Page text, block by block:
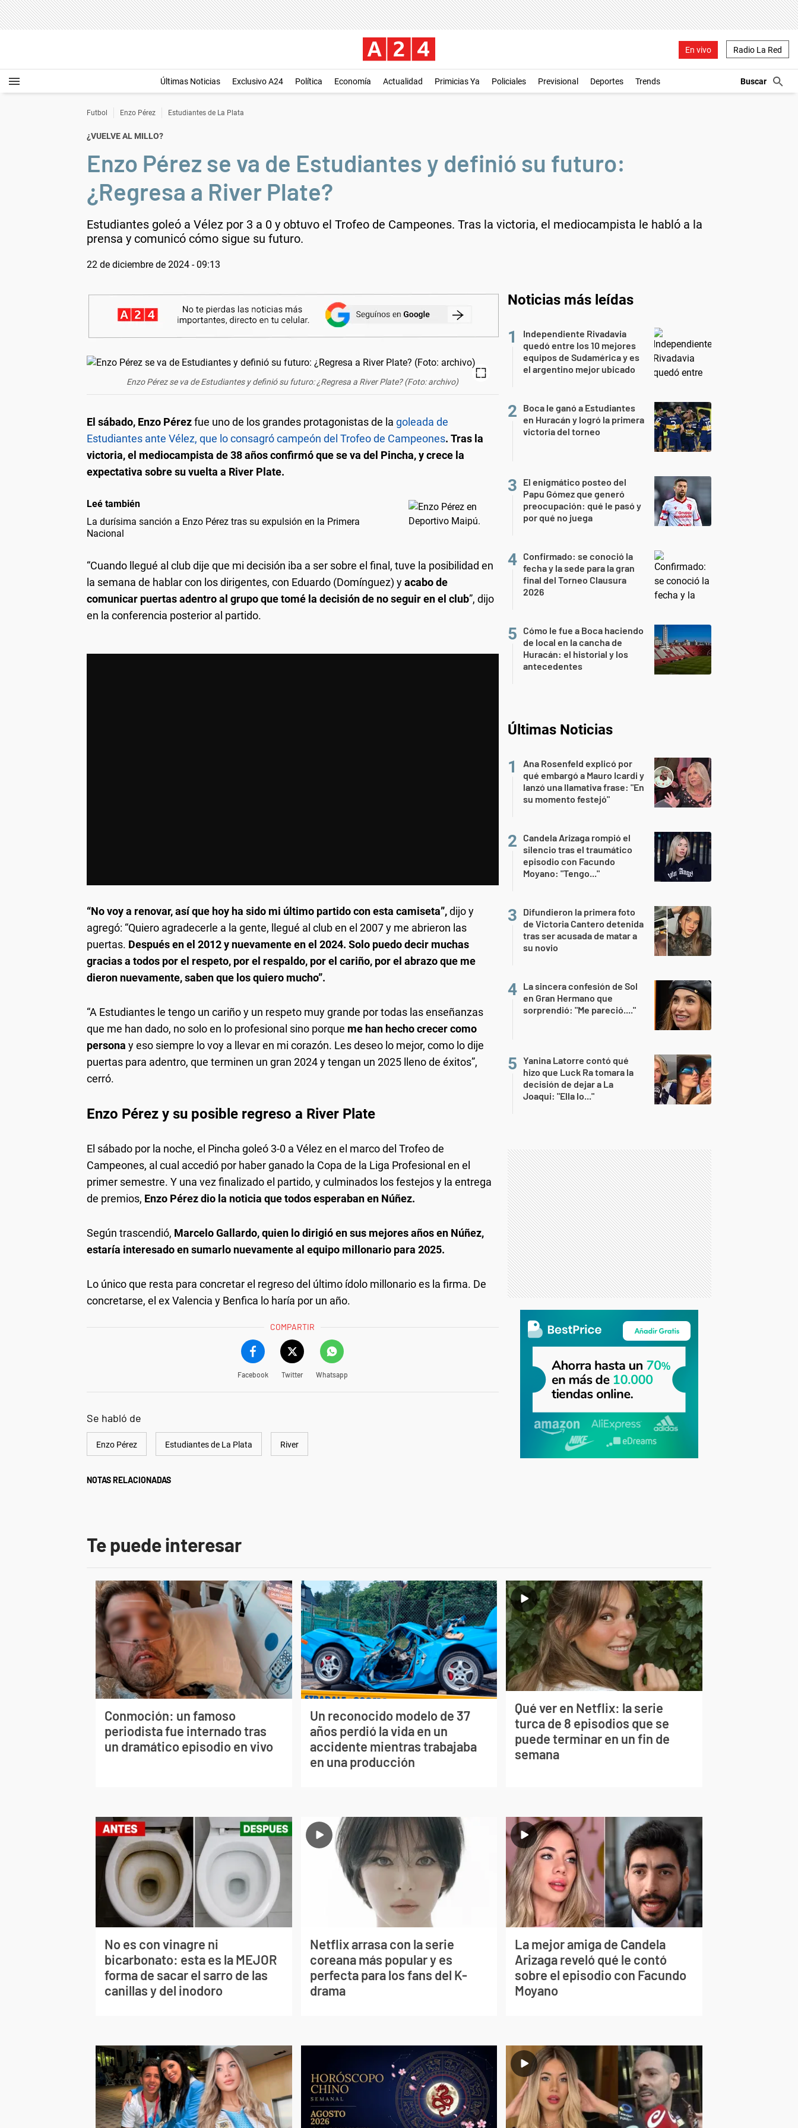
En vivo Radio La Red
Últimas Noticias Exclusivo A24 Política Economía Actualidad Primicias Ya Policiales Previsional Deportes Trends
Futbol Enzo Pérez Estudiantes de La Plata
¿VUELVE AL MILLO?
Enzo Pérez se va de Estudiantes y definió su futuro:
¿Regresa a River Plate?
Estudiantes goleó a Vélez por 3 a 0 y obtuvo el Trofeo de Campeones. Tras la victoria, el mediocampista le habló a la
prensa y comunicó cómo sigue su futuro.
22 de diciembre de 2024 - 09:13
Enzo Pérez se va de Estudiantes y definió su futuro: ¿Regresa a River Plate? (Foto: archivo)
El sábado, Enzo Pérezfue uno de los grandes protagonistas de la goleada de
Estudiantes ante Vélez, que lo consagró campeón del Trofeo de Campeones. Tras la
victoria, el mediocampista de 38 años confirmó que se va del Pincha, y crece la
expectativa sobre su vuelta a River Plate.
Leé también
La durísima sanción a Enzo Pérez tras su expulsión en la Primera
Nacional
“Cuando llegué al club dije que mi decisión iba a ser sobre el final, tuve la posibilidad en
la semana de hablar con los dirigentes, con Eduardo (Domínguez) yacabo de
comunicar puertas adentro al grupo que tomé la decisión de no seguir en el club”, dijo
en la conferencia posterior al partido.
“No voy a renovar, así que hoy ha sido mi último partido con esta camiseta”,dijo y
agregó: “Quiero agradecerle a la gente, llegué al club en el 2007 y me abrieron las
puertas. Después en el 2012 y nuevamente en el 2024. Solo puedo decir muchas
gracias a todos por el respeto, por el respaldo, por el cariño, por el abrazo que me
dieron nuevamente, saben que los quiero mucho”.
“A Estudiantes le tengo un cariño y un respeto muy grande por todas las enseñanzas
que me han dado, no solo en lo profesional sino porque me han hecho crecer como
persona y eso siempre lo voy a llevar en mi corazón. Les deseo lo mejor, como lo dije
puertas para adentro, que terminen un gran 2024 y tengan un 2025 lleno de éxitos”,
cerró.
Enzo Pérez y su posible regreso a River Plate
El sábado por la noche, el Pincha goleó 3-0 a Vélez en el marco del Trofeo de
Campeones, al cual accedió por haber ganado la Copa de la Liga Profesional en el
primer semestre. Y una vez finalizado el partido, y culminados los festejos y la entrega
de premios, Enzo Pérez dio la noticia que todos esperaban en Núñez.
Según trascendió, Marcelo Gallardo, quien lo dirigió en sus mejores años en Núñez,
estaría interesado en sumarlo nuevamente al equipo millonario para 2025.
Lo único que resta para concretar el regreso del último ídolo millonario es la firma. De
concretarse, el ex Valencia y Benfica lo haría por un año.
COMPARTIR
Facebook Twitter Whatsapp
Se habló de
Enzo Pérez Estudiantes de La Plata River
NOTAS RELACIONADAS
Noticias más leídas
Independiente Rivadavia
quedó entre los 10 mejores
equipos de Sudamérica y es
el argentino mejor ubicado
Boca le ganó a Estudiantes
en Huracán y logró la primera
victoria del torneo
El enigmático posteo del
Papu Gómez que generó
preocupación: qué le pasó y
por qué no juega
Confirmado: se conoció la
fecha y la sede para la gran
final del Torneo Clausura
2026
Cómo le fue a Boca haciendo
de local en la cancha de
Huracán: el historial y los
antecedentes
Últimas Noticias
Ana Rosenfeld explicó por
qué embargó a Mauro Icardi y
lanzó una llamativa frase: "En
su momento festejó"
Candela Arizaga rompió el
silencio tras el traumático
episodio con Facundo
Moyano: "Tengo..."
Difundieron la primera foto
de Victoria Cantero detenida
tras ser acusada de matar a
su novio
La sincera confesión de Sol
en Gran Hermano que
sorprendió: "Me pareció...."
Yanina Latorre contó qué
hizo que Luck Ra tomara la
decisión de dejar a La
Joaqui: "Ella lo..."
Te puede interesar
Conmoción: un famoso
periodista fue internado tras
un dramático episodio en vivo
Un reconocido modelo de 37
años perdió la vida en un
accidente mientras trabajaba
en una producción
Qué ver en Netflix: la serie
turca de 8 episodios que se
puede terminar en un fin de
semana
No es con vinagre ni
bicarbonato: esta es la MEJOR
forma de sacar el sarro de las
canillas y del inodoro
Netflix arrasa con la serie
coreana más popular y es
perfecta para los fans del K-
drama
La mejor amiga de Candela
Arizaga reveló qué le contó
sobre el episodio con Facundo
Moyano